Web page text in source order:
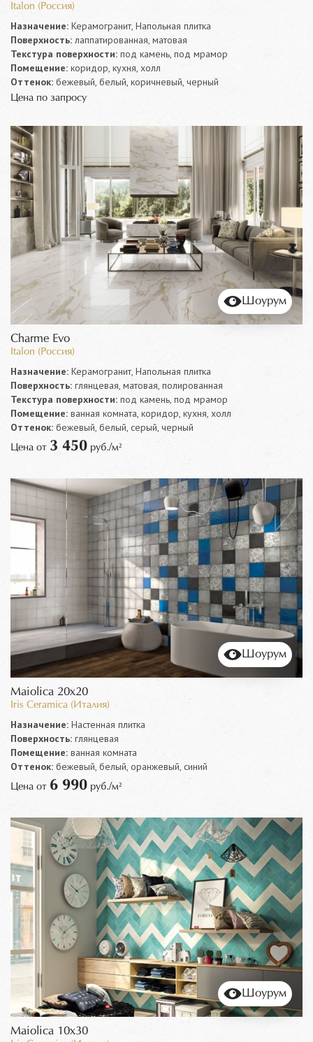
Italon (Россия)
Назначение: Керамогранит, Напольная плитка
Поверхность: лаппатированная, матовая
Текстура поверхности: под камень, под мрамор
Помещение: коридор, кухня, холл
Оттенок: бежевый, белый, коричневый, черный
Цена по запросу
Шоурум
Charme Evo
Italon (Россия)
Назначение: Керамогранит, Напольная плитка
Поверхность: глянцевая, матовая, полированная
Текстура поверхности: под камень, под мрамор
Помещение: ванная комната, коридор, кухня, холл
Оттенок: бежевый, белый, серый, черный
Цена от 3 450 руб./м²
Шоурум
Maiolica 20x20
Iris Ceramica (Италия)
Назначение: Настенная плитка
Поверхность: глянцевая
Помещение: ванная комната
Оттенок: бежевый, белый, оранжевый, синий
Цена от 6 990 руб./м²
Шоурум
Maiolica 10x30